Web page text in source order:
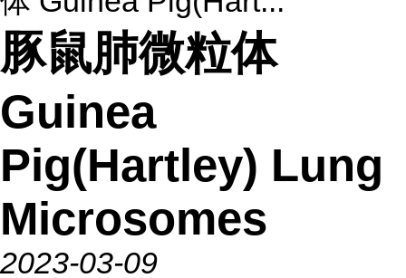
豚鼠肺微粒体
Guinea
Pig(Hartley) Lung
Microsomes
2023-03-09